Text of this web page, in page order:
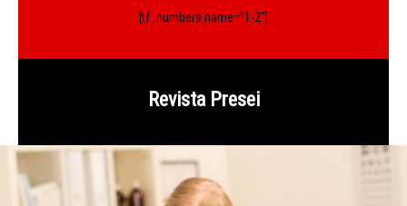
[tf_numbers name=”1-2″]
Revista Presei